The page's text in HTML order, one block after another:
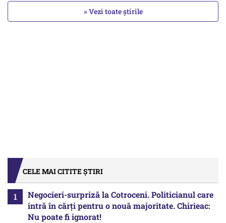
» Vezi toate știrile
CELE MAI CITITE ȘTIRI
Negocieri-surpriză la Cotroceni. Politicianul care
intră în cărți pentru o nouă majoritate. Chirieac:
Nu poate fi ignorat!